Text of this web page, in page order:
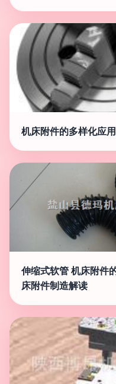
机床附件的多样化应
伸缩式软管 机床附
床附件制造解读